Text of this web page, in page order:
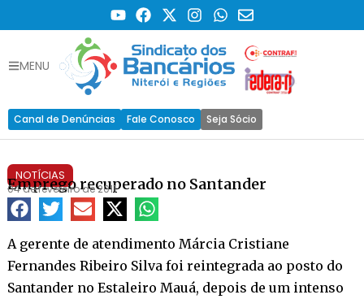
MENU
Canal de Denúncias Fale Conosco Seja Sócio
NOTÍCIAS
Emprego recuperado no Santander
04 de fevereiro de 2011
A gerente de atendimento Márcia Cristiane
Fernandes Ribeiro Silva foi reintegrada ao posto do
Santander no Estaleiro Mauá, depois de um intenso